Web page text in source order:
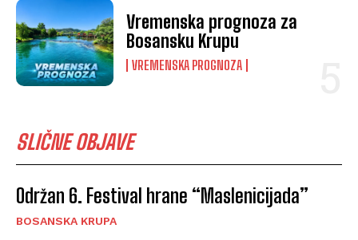
Vremenska prognoza za
Bosansku Krupu
VREMENSKA PROGNOZA
SLIČNE OBJAVE
Održan 6. Festival hrane “Maslenicijada”
BOSANSKA KRUPA